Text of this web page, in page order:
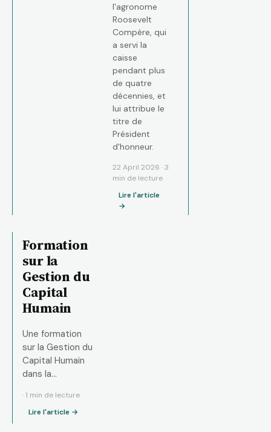
l'agronome
Roosevelt
Compère, qui
a servi la
caisse
pendant plus
de quatre
décennies, et
lui attribue le
titre de
Président
d'honneur.
22 April 2026 · 3
min de lecture
Lire l'article
→
Formation
sur la
Gestion du
Capital
Humain
Une formation
sur la Gestion du
Capital Humain
dans la
caisses
populaires a été
· 1 min de lecture
Lire l'article →